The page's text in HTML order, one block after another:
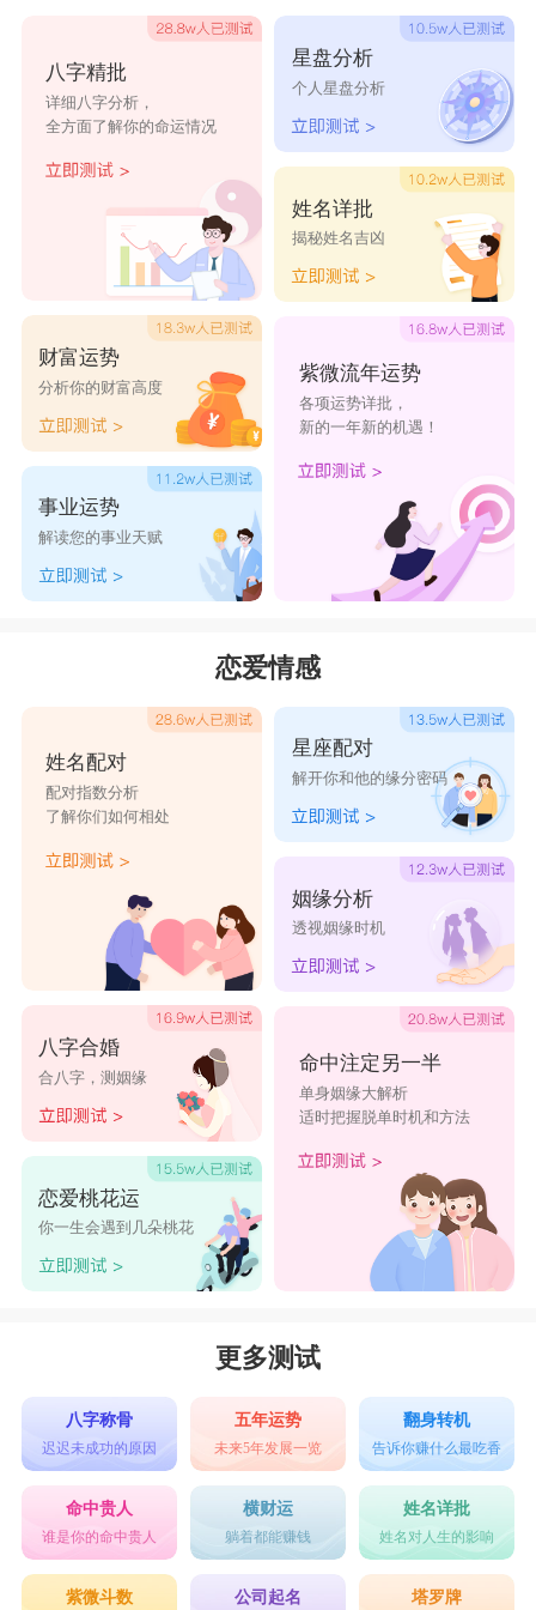
辰：指时日、是日、月、星的总称，也指清早，还有
一种意思是地支的第五位，属龙。用作人名意指希望、吉
祥、希冀、理想之义;
正：:指正直、正当、纯正;也表示动作、状态的进
行，持续，正在。用作人名意指为人光明磊落、心怀宽
广、善良之义;
出自：
1、宋祁的《观太学释奠》——涓辰大昕鼓，持节少
牢祠。
赏析：
昕：指明亮、希望、光明。用作人名意指朝气、阳
光、希望、光明之义;
一种意思是地支的第五位，属龙。用作人名意指希望、吉
祥、希冀、理想之义;
三、天辰
出自：
1、杨万里的《代钱塘宰莫子章贺皇太子生辰》——
赏析：
天：最：初指空间，与地相对，后引申为天空、太
空。用作人名意指思维辽阔、天子骄子、心胸宽阔之义;
辰：指时日、是日、月、星的总称，也指清早，还有
一种意思是地支的第五位，属龙。用作人名意指希望、吉
祥、希冀、理想之义;
点击图片立即测算
辰字取名男孩有寓意大全
辰呈
梦辰
书辰
钦辰 谦辰
金辰
辰知
辰沫 辰语 辰晔
辰呆
瑞辰
辰宁 曦辰
昱辰
辰建
辰耀 辰踢 辰浅
解辰
辰俊
辰玥 又辰 辰亮
八字精批
详细八字分析，
全方面了解你的命运情况
财富运势
分析你的财富高度
事业运势
解读您的事业天赋
星盘分析
个人星盘分析
姓名详批
揭秘姓名吉凶
紫微流年运势
各项运势详批，
新的一年新的机遇！
恋爱情感
姓名配对
配对指数分析
了解你们如何相处
八字合婚
合八字，测姻缘
恋爱桃花运
你一生会遇到几朵桃花
星座配对
解开你和他的缘分密码
姻缘分析
透视姻缘时机
命中注定另一半
单身姻缘大解析
适时把握脱单时机和方法
更多测试
八字称骨
迟迟未成功的原因
五年运势
未来5年发展一览
翻身转机
告诉你赚什么最吃香
命中贵人
谁是你的命中贵人
横财运
躺着都能赚钱
姓名详批
姓名对人生的影响
紫微斗数 公司起名 塔罗牌